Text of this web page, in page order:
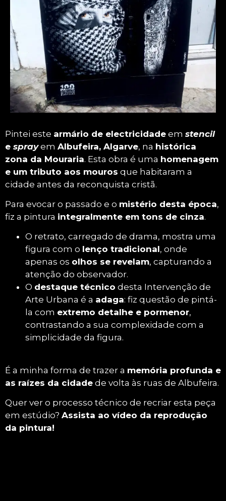
O Mistério da Mouraria! Pintado em tons de
cinza para evocar o passado e o mistério,
esta pintura na Mouraria de Albufeira é um
tributo às raízes mouras da cidade. A figura é
envolta em drama, com o foco nos olhos e
no detalhe técnico da adaga, que contrasta
com a simplicidade da figura.
Pintei este armário de electricidade em stencil
e sprayem Albufeira, Algarve, na histórica
zona da Mouraria. Esta obra é uma homenagem
e um tributo aos mouros que habitaram a
cidade antes da reconquista cristã.
Para evocar o passado e o mistério desta época,
fiz a pintura integralmente em tons de cinza.
O retrato, carregado de drama, mostra uma
figura com o lenço tradicional, onde
apenas os olhos se revelam, capturando a
atenção do observador.
O destaque técnico desta Intervenção de
Arte Urbana é a adaga: fiz questão de pintá-
la com extremo detalhe e pormenor,
contrastando a sua complexidade com a
simplicidade da figura.
É a minha forma de trazer a memória profunda e
as raízes da cidade de volta às ruas de Albufeira.
Quer ver o processo técnico de recriar esta peça
em estúdio? Assista ao vídeo da reprodução
da pintura!